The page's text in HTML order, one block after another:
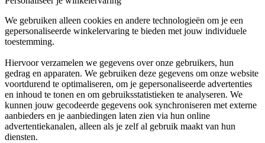
We gebruiken alleen cookies en andere technologieën om je een
gepersonaliseerde winkelervaring te bieden met jouw individuele
toestemming.
Hiervoor verzamelen we gegevens over onze gebruikers, hun
gedrag en apparaten. We gebruiken deze gegevens om onze website
voortdurend te optimaliseren, om je gepersonaliseerde advertenties
en inhoud te tonen en om gebruiksstatistieken te analyseren. We
kunnen jouw gecodeerde gegevens ook synchroniseren met externe
aanbieders en je aanbiedingen laten zien via hun online
advertentiekanalen, alleen als je zelf al gebruik maakt van hun
diensten.